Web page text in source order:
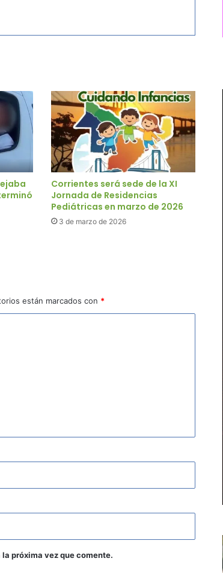
Corrientes será sede de la XI
Jornada de Residencias
Pediátricas en marzo de 2026
3 de marzo de 2026
están marcados con *
próxima vez que comente.